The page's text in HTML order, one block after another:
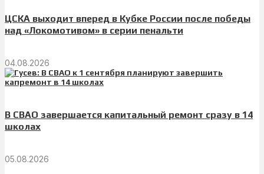
ЦСКА выходит вперед в Кубке России после победы
над «Локомотивом» в серии пенальти
04.08.2026
В СВАО завершается капитальный ремонт сразу в 14
школах
05.08.2026